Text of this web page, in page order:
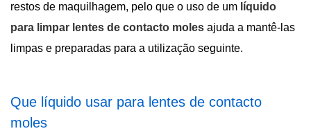
restos de maquilhagem, pelo que o uso de um líquido
para limpar lentes de contacto moles ajuda a mantê-las
limpas e preparadas para a utilização seguinte.
Que líquido usar para lentes de contacto
moles